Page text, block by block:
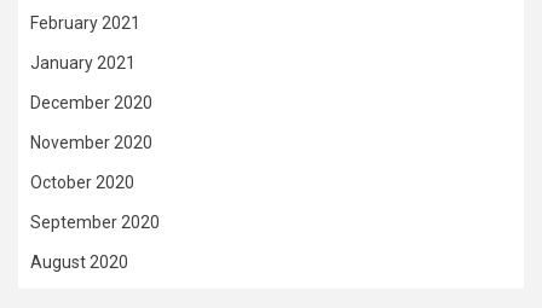
February 2021
January 2021
December 2020
November 2020
October 2020
September 2020
August 2020